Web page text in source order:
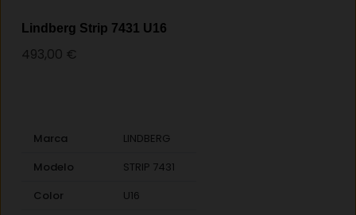
Lindberg Strip 7431 U16
493,00 €
Marca
LINDBERG
Modelo
STRIP 7431
Color
U16